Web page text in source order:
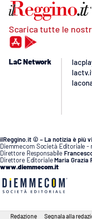
Scarica tutte le
LaC Network
ilReggino.it © – La notizia è più
Diemmecom Società Editoriale -
Direttore Responsabile
Direttore Editoriale Maria Grazia
www.diemmecom.it
Redazione Segnala alla